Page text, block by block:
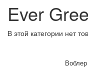
Ever
В этой категории нет